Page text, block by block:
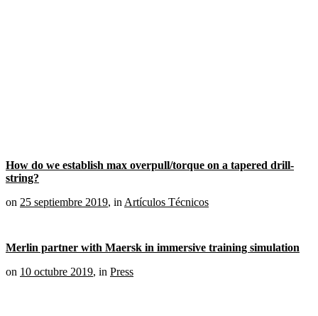
How do we establish max overpull/torque on a tapered drill-
string?
on 25 septiembre 2019, inArtículos Técnicos
Merlin partner with Maersk in immersive training simulation
on 10 octubre 2019, in Press